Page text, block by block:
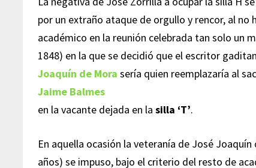
por un extraño ataque de orgullo y rencor, al no
académico en la reunión celebrada tan solo un
1848) en la que se decidió que el escritor
Joaquín de Mora sería quien reemplazaría al
Jaime Balmes
en la vacante dejada en lasilla ‘T’.
En aquella ocasión la veteranía de José Joaquín
años) se impuso, bajo el criterio del resto de